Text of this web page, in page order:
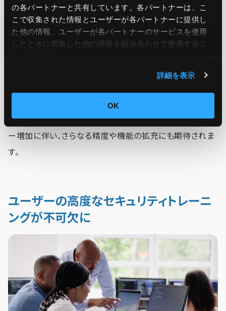
の各パートナーと共有しています。各パートナーは、こ
こで収集された情報とユーザーが各パートナーに提供し
た他の情報、ユーザーが各パートナーのサービスを使用
したときに収集した他の情報を組み合わせて使用​​するこ
詳細を表示
OK
ルの「スタイル」を学習させることで高度なフィルタリングが
できるセキュリティシステムです。メールの文体や頻繁に言
及するテーマなどの傾向を判別できるようにすることで、偽
本でのこれからの活躍にも期待が集まるところです。現状
はユーザー企業も限定されていることから、今後のユーザ
ー増加に伴い、さらなる精度や機能の拡充にも期待されま
す。
ユーザーの高度なセキュリティトレーニ
ングが不可欠に